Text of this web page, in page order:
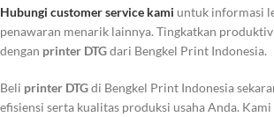
Hubungi customer service kami untuk informasi
penawaran menarik lainnya. Tingkatkan
dengan printer DTGdari Bengkel Print Indonesia.
Beli printer DTGdi Bengkel Print Indonesia
efisiensi serta kualitas produksi usaha Anda.